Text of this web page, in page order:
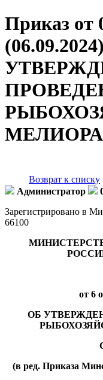
Приказ от
Возврат к списку
Администратор
Зарегистрировано в
66100
от 6
ОБ
(в ред. Приказа